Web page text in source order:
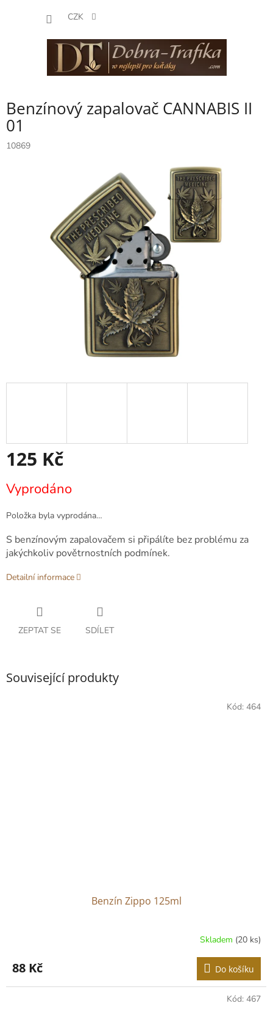
CZK
Benzínový zapalovač CANNABIS II
01
10869
125 Kč
cena:
Vyprodáno
Položka byla vyprodána…
S benzínovým zapalovačem si připálíte bez problému za
jakýchkoliv povětrnostních podmínek.
Detailní informace
ZEPTAT SE SDÍLET
Související produkty
Benzín Zippo 125ml
Skladem (20 ks)
88 Kč Do košíku
Kód: 464
Kód: 467